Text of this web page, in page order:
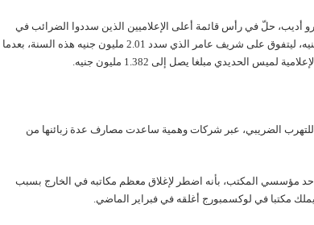
أديب، حلّ في رأس قائمة أعلى الإعلاميين الذين سددوا الضرائب في
أبريل 2019، بمبلغ يقدر بنحو 4.999 ملايين جنيه، ليتفوق على شريف عامر الذي سدد 2.01 مليون جنيه هذه السنة، بعدما
الحديدي مبلغا يصل إلى 1.382 مليون جنيه.
الضريبي، عبر شركات وهمية ساعدت مصارف عدة زبائنها من
مؤسسي المكتب، بأنه اضطر لإغلاق معظم مكاتبه في الخارج بسبب
مكتبا في لوكسمبورج أغلقه في فبراير الماضي.